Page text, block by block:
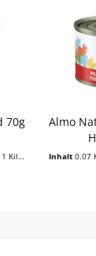
70g
Almo
Inhalt 0.07